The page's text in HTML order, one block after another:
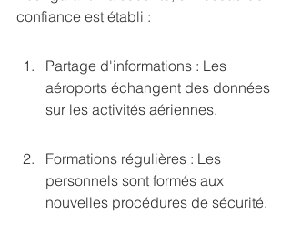
confiance est établi :
Partage d'informations : Les
aéroports échangent des données
sur les activités aériennes.
Formations régulières : Les
personnels sont formés aux
nouvelles procédures de sécurité.